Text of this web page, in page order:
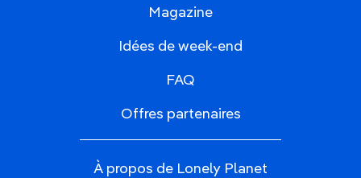
Magazine
Idées de week-end
FAQ
Offres partenaires
À propos de Lonely Planet